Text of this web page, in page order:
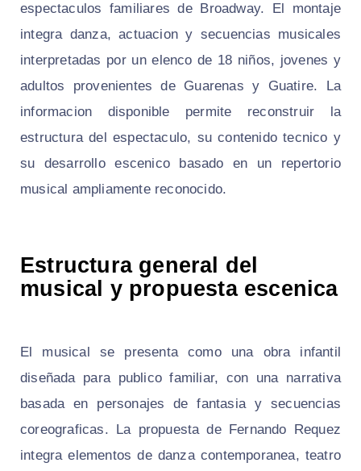
espectaculos familiares de Broadway. El montaje
integra danza, actuacion y secuencias musicales
interpretadas por un elenco de 18 niños, jovenes y
adultos provenientes de Guarenas y Guatire. La
informacion disponible permite reconstruir la
estructura del espectaculo, su contenido tecnico y
su desarrollo escenico basado en un repertorio
musical ampliamente reconocido.
Estructura general del
musical y propuesta escenica
El musical se presenta como una obra infantil
diseñada para publico familiar, con una narrativa
basada en personajes de fantasia y secuencias
coreograficas. La propuesta de Fernando Requez
integra elementos de danza contemporanea, teatro